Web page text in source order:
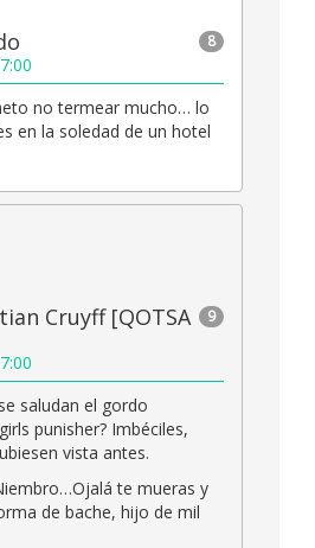
8
no termear mucho… lo
en la soledad de un hotel
9
Cruyff [QOTSA
saludan el gordo
punisher? Imbéciles,
vista antes.
te mueras y
de bache, hijo de mil